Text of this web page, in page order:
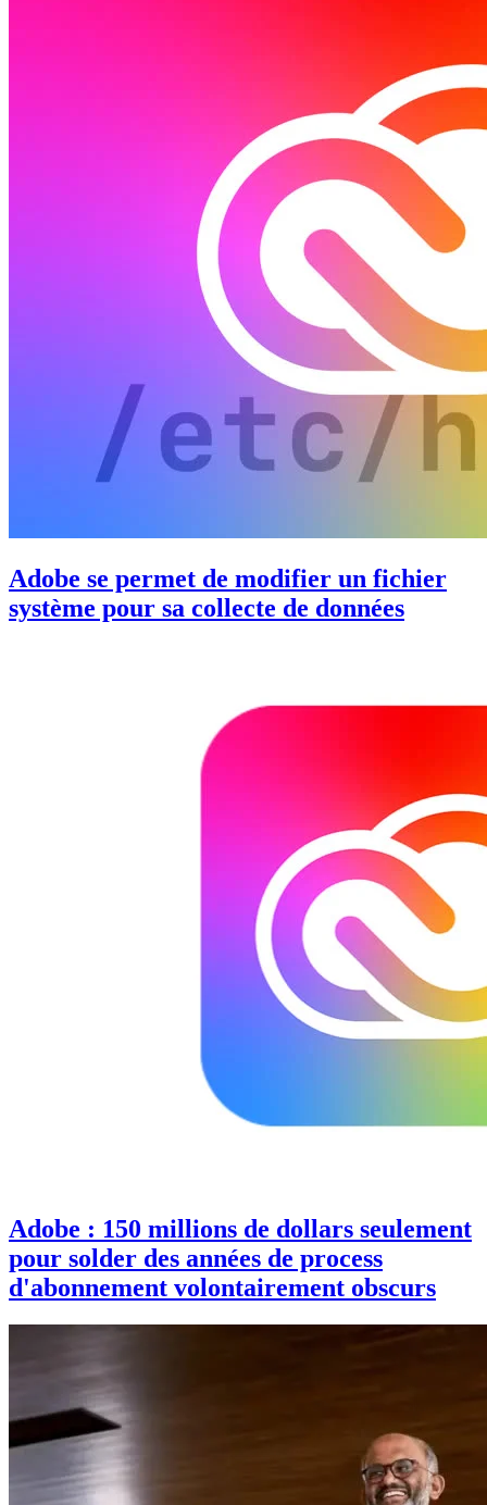
Adobe se permet de modifier un fichier
système pour sa collecte de données
Adobe : 150 millions de dollars seulement
pour solder des années de process
d'abonnement volontairement obscurs